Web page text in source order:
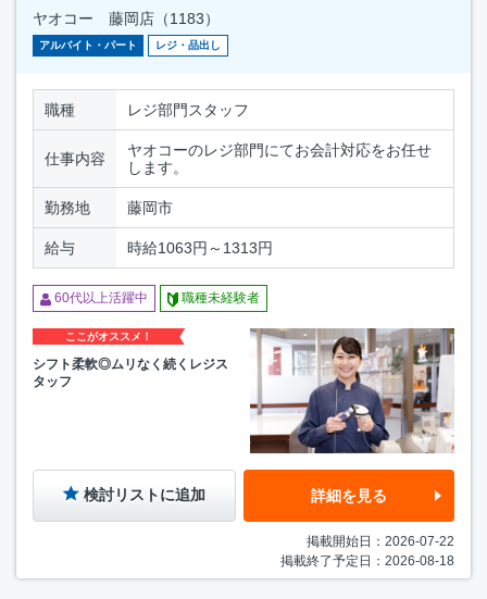
ヤオコー 藤岡店（1183）
アルバイト・パート レジ・品出し
職種 レジ部門スタッフ
仕事内容
ヤオコーのレジ部門にてお会計対応をお任せ
します。
勤務地 藤岡市
給与 時給1063円～1313円
60代以上活躍中 職種未経験者
ここがオススメ！
シフト柔軟◎ムリなく続くレジス
タッフ
検討リストに追加 詳細を見る
掲載開始日：2026-07-22
掲載終了予定日：2026-08-18